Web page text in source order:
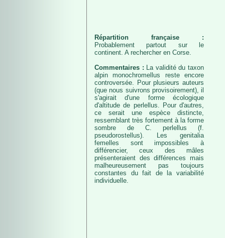
Répartition française :
Probablement partout sur le
continent. A rechercher en Corse.
Commentaires : La validité du taxon
alpin monochromellus reste encore
controversée. Pour plusieurs auteurs
(que nous suivrons provisoirement), il
s'agirait d'une forme écologique
d'altitude de perlellus. Pour d'autres,
ce serait une espèce distincte,
ressemblant très fortement à la forme
sombre de C. perlellus (f.
pseudorostellus). Les genitalia
femelles sont impossibles à
différencier, ceux des mâles
présenteraient des différences mais
malheureusement pas toujours
constantes du fait de la variabilité
individuelle.